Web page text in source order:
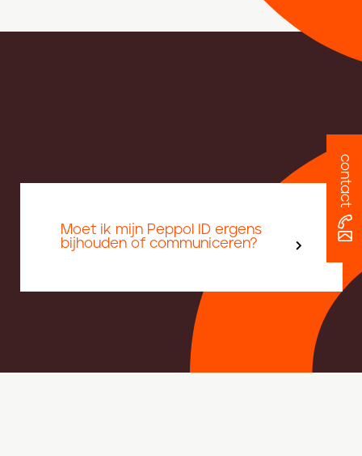
contact
Moet ik mijn Peppol ID ergens
bijhouden of communiceren?